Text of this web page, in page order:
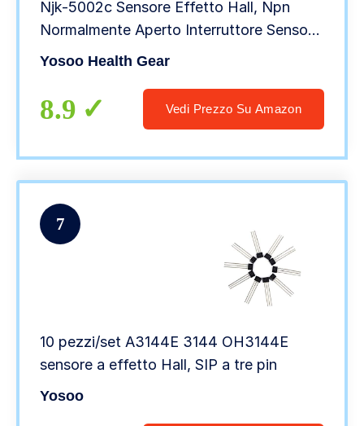
Njk-5002c Sensore Effetto Hall, Npn
Normalmente Aperto Interruttore Sensore
di Prossimità con Magnete a 3 Fili
Yosoo Health Gear
8.9 Vedi Prezzo Su Amazon
7
10 pezzi/set A3144E 3144 OH3144E
sensore a effetto Hall, SIP a tre pin
Yosoo